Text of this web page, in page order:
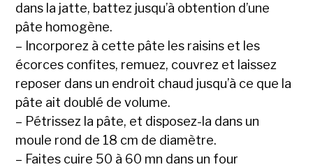
dans la jatte, battez jusqu’à obtention d’une
pâte homogène.
– Incorporez à cette pâte les raisins et les
écorces confites, remuez, couvrez et laissez
reposer dans un endroit chaud jusqu’à ce que la
pâte ait doublé de volume.
– Pétrissez la pâte, et disposez-la dans un
moule rond de 18 cm de diamètre.
– Faites cuire 50 à 60 mn dans un four